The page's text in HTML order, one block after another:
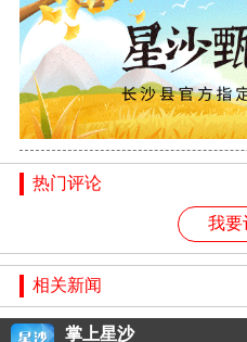
热门评论
我要
相关新闻
掌上星沙
掌上星沙